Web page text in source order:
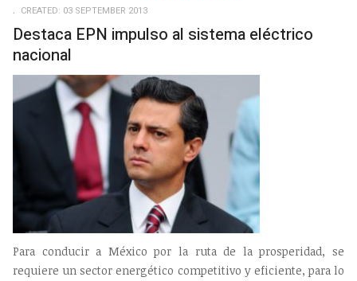
CREATED: 03 SEPTEMBER 2013
Destaca EPN impulso al sistema eléctrico
nacional
Para conducir a México por la ruta de la prosperidad, se
requiere un sector energético competitivo y eficiente, para lo